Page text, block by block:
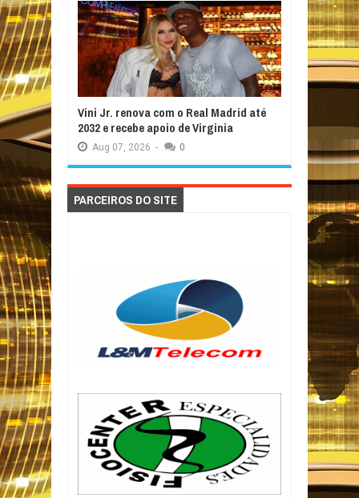
Vini Jr. renova com o Real Madrid até
2032 e recebe apoio de Virginia
Aug 07, 2026 - 0
PARCEIROS DO SITE